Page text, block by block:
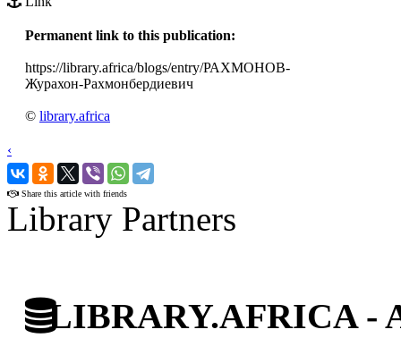
Permanent link to this publication:
https://library.africa/blogs/entry/РАХМОНОВ-
Журахон-Рахмонбердиевич
© library.africa
‹
›
Share this article with friends
Library Partners
LIBRARY.AFRICA -